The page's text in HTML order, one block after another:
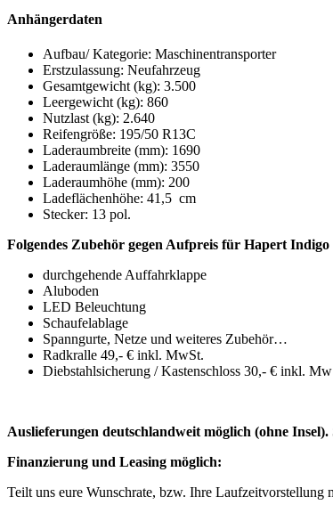
Anhängerdaten
Aufbau/ Kategorie: Maschinentransporter
Erstzulassung: Neufahrzeug
Gesamtgewicht (kg): 3.500
Leergewicht (kg): 860
Nutzlast (kg): 2.640
Reifengröße: 195/50 R13C
Laderaumbreite (mm): 1690
Laderaumlänge (mm): 3550
Laderaumhöhe (mm): 200
Ladeflächenhöhe: 41,5 cm
Stecker: 13 pol.
Folgendes Zubehör gegen Aufpreis für Hapert
durchgehende Auffahrklappe
Aluboden
LED Beleuchtung
Schaufelablage
Spanngurte, Netze und weiteres Zubehör…
Radkralle 49,- € inkl. MwSt.
Diebstahlsicherung / Kastenschloss 30,- € inkl.
Auslieferungen deutschlandweit möglich (ohne
Finanzierung und Leasing möglich:
Teilt uns eure Wunschrate, bzw. Ihre Laufzeitvorstellung